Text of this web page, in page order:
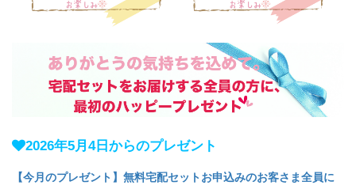
2026年5月4日からのプレゼント
【今月のプレゼント】無料宅配セットお申込みのお客さま全員に